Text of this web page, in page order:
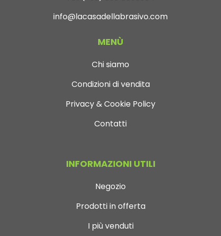
info@lacasadellabrasivo.com
MENÙ
Chi siamo
Condizioni di vendita
Privacy & Cookie Policy
Contatti
INFORMAZIONI UTILI
Negozio
Prodotti in offerta
I più venduti